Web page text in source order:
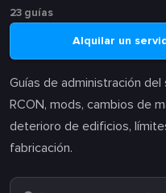
23 guías
Alquilar un
Guías de administración del
RCON, mods, cambios de
deterioro de edificios,
fabricación.